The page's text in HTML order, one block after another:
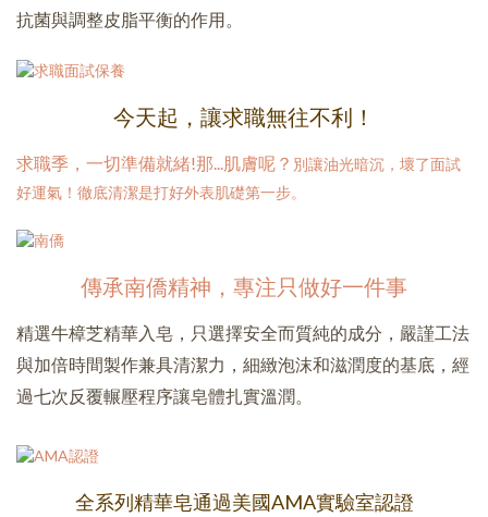
抗菌與調整皮脂平衡的作用。
今天起，讓求職無往不利！
求職季，一切準備就緒!那...肌膚呢？ 別讓油光暗沉，壞了面試
好運氣！徹底清潔是打好外表肌礎第一步。
傳承南僑精神，專注只做好一件事
精選牛樟芝精華入皂，只選擇安全而質純的成分， 嚴謹工法
與加倍時間製作兼具清潔力，細緻泡沫和滋潤度的基底， 經
過七次反覆輾壓程序讓皂體扎實溫潤。
全系列精華皂通過美國AMA實驗室認證